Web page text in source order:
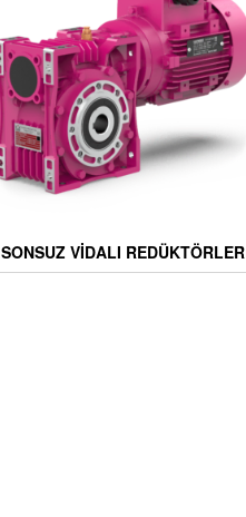
SONSUZ VIDALI REDÜKTÖRLER